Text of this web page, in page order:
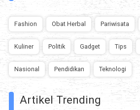
Fashion Obat Herbal Pariwisata
Kuliner Politik Gadget Tips
Nasional Pendidikan Teknologi
Artikel Trending